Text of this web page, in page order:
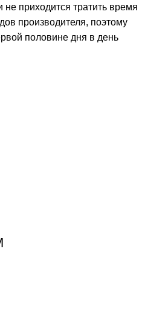
приходится тратить время
производителя, поэтому
половине дня в день